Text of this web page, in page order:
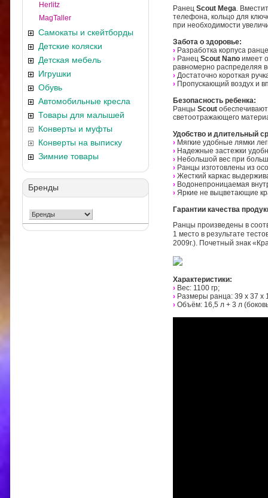
Herlitz
MagTaller
Самокаты и скейтборды
Детские коляски
Детская мебель
Игрушки
Обувь
Автомобильные кресла
Товары для малышей
Конверты и муфты
Конверты на выписку
Зимние товары
Бренды
Ранец Scout Mega.
телефона, кольцо для
при необходимости
Забота о здоровье:
› Разработка корпуса
› Ранец Scout Nano имеет
равномерно распределяя
› Достаточно короткая
› Пропускающий воздух и
Безопасность ребенка:
Ранцы Scout
светоотражающего
Удобство и длительный
› Мягкие удобные лямки
› Надежные застежки
› Небольшой вес при
› Ранцы изготовлены из
› Жесткий каркас
› Водонепроницаемая
› Яркие не выцветающие
Гарантии качества
Ранцы произведены в
1 место в результате
2009г.). Почетный знак
Характеристики:
› Вес: 1100 гр;
› Размеры ранца: 39 х 37 х
› Объём: 16,5 л + 3 л